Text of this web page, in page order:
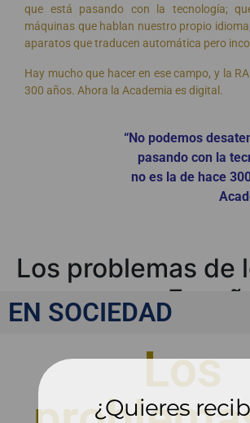
que está pasando con la tecnología;
máquinas que hablan nuestro propio
aparatos que traducen automática pero
Hay mucho que hacer en ese campo, y la
300 años. Ahora la Academia es digital.
“No podemos
pasando con la
no es la de hace
Los problemas de
menores en España
EN SOCIEDAD
Los
¿Quieres